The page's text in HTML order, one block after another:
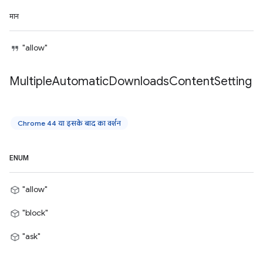
मान
"allow"
MultipleAutomaticDownloadsContentSetting
Chrome 44 या इसके बाद का वर्शन
ENUM
"allow"
"block"
"ask"